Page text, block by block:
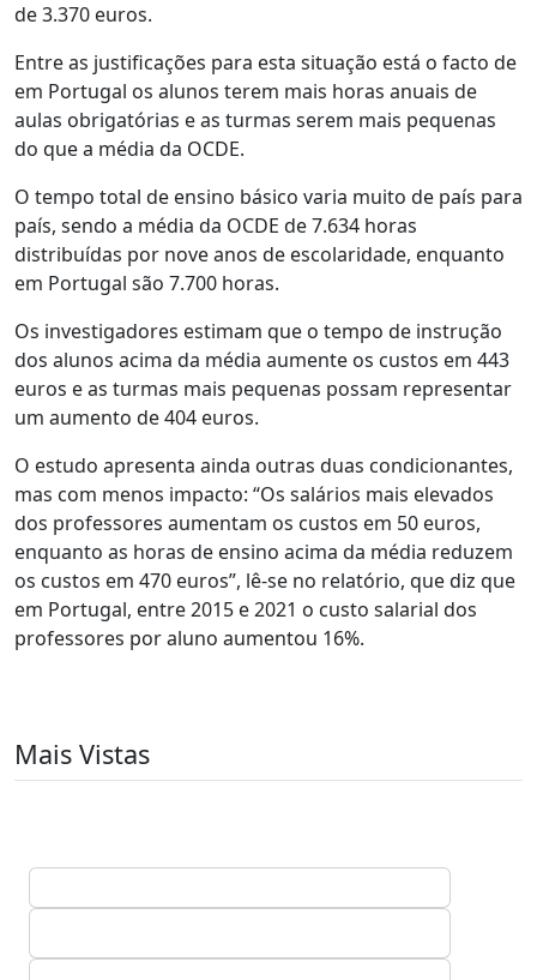
de 3.370 euros.
Entre as justificações para esta situação está o facto de
em Portugal os alunos terem mais horas anuais de
aulas obrigatórias e as turmas serem mais pequenas
do que a média da OCDE.
O tempo total de ensino básico varia muito de país para
país, sendo a média da OCDE de 7.634 horas
distribuídas por nove anos de escolaridade, enquanto
em Portugal são 7.700 horas.
Os investigadores estimam que o tempo de instrução
dos alunos acima da média aumente os custos em 443
euros e as turmas mais pequenas possam representar
um aumento de 404 euros.
O estudo apresenta ainda outras duas condicionantes,
mas com menos impacto: “Os salários mais elevados
dos professores aumentam os custos em 50 euros,
enquanto as horas de ensino acima da média reduzem
os custos em 470 euros”, lê-se no relatório, que diz que
em Portugal, entre 2015 e 2021 o custo salarial dos
professores por aluno aumentou 16%.
Mais Vistas